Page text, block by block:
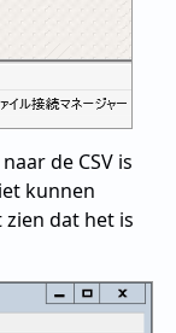
de CSV is
kunnen
dat het is